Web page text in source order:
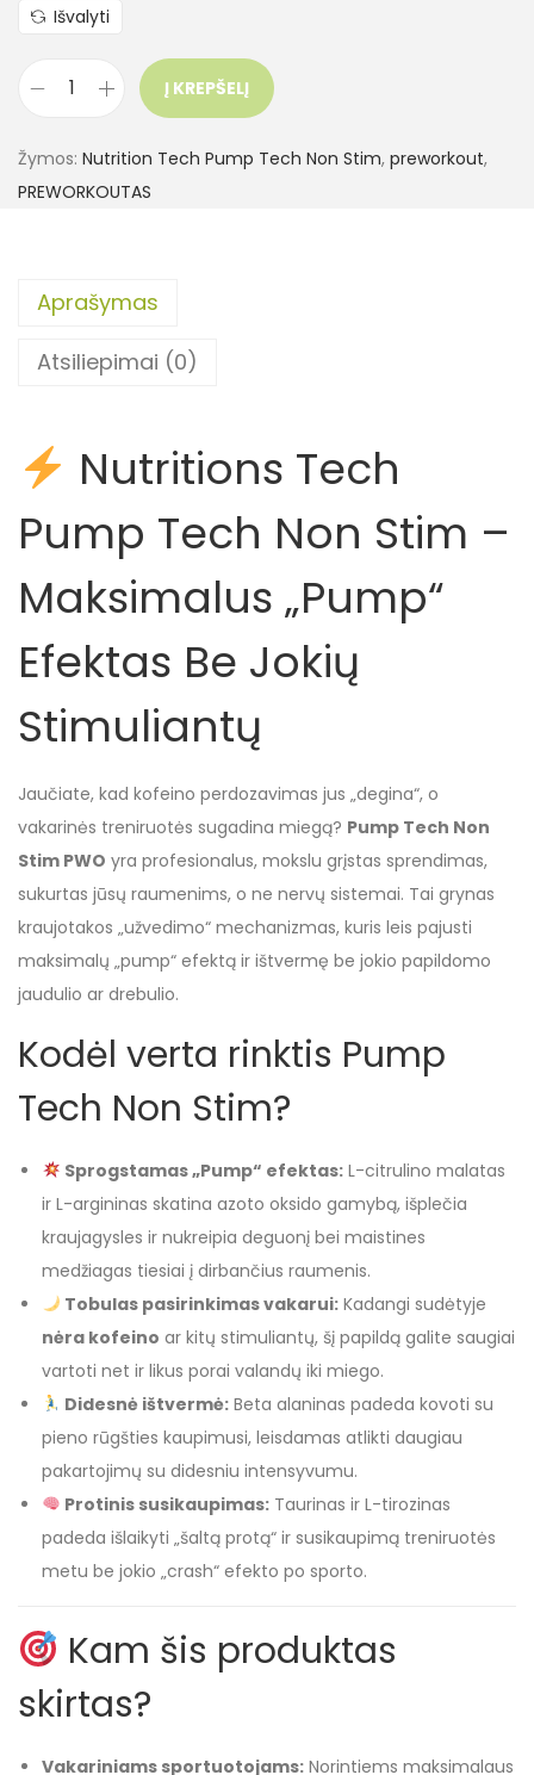
Išvalyti
Į KREPŠELĮ
Žymos: Nutrition Tech Pump Tech Non Stim, preworkout,
PREWORKOUTAS
Aprašymas
Atsiliepimai (0)
Nutritions Tech
Pump Tech Non Stim –
Maksimalus „Pump“
Efektas Be Jokių
Stimuliantų
Jaučiate, kad kofeino perdozavimas jus „degina“, o
vakarinės treniruotės sugadina miegą? Pump Tech Non
Stim PWO yra profesionalus, mokslu grįstas sprendimas,
sukurtas jūsų raumenims, o ne nervų sistemai. Tai grynas
kraujotakos „užvedimo“ mechanizmas, kuris leis pajusti
maksimalų „pump“ efektą ir ištvermę be jokio papildomo
jaudulio ar drebulio.
Kodėl verta rinktis Pump
Tech Non Stim?
Sprogstamas „Pump“ efektas:L-citrulino malatas
ir L-argininas skatina azoto oksido gamybą, išplečia
kraujagysles ir nukreipia deguonį bei maistines
medžiagas tiesiai į dirbančius raumenis.
Tobulas pasirinkimas vakarui:Kadangi sudėtyje
nėra kofeino ar kitų stimuliantų, šį papildą galite saugiai
vartoti net ir likus porai valandų iki miego.
Didesnė ištvermė:Beta alaninas padeda kovoti su
pieno rūgšties kaupimusi, leisdamas atlikti daugiau
pakartojimų su didesniu intensyvumu.
Protinis susikaupimas:Taurinas ir L-tirozinas
padeda išlaikyti „šaltą protą“ ir susikaupimą treniruotės
metu be jokio „crash“ efekto po sporto.
Kam šis produktas
skirtas?
Vakariniams sportuotojams: Norintiems maksimalaus